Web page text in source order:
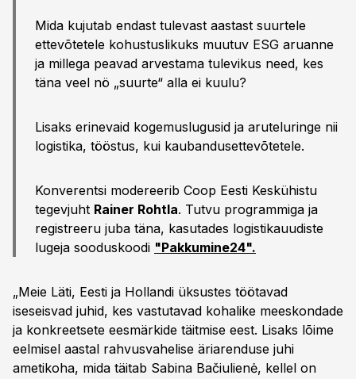
Mida kujutab endast tulevast aastast suurtele
ettevõtetele kohustuslikuks muutuv ESG aruanne
ja millega peavad arvestama tulevikus need, kes
täna veel nö „suurte“ alla ei kuulu?
Lisaks erinevaid kogemuslugusid ja aruteluringe nii
logistika, tööstus, kui kaubandusettevõtetele.
Konverentsi modereerib Coop Eesti Keskühistu
tegevjuht Rainer Rohtla. Tutvu programmiga ja
registreeru juba täna, kasutades logistikauudiste
lugeja sooduskoodi "Pakkumine24".
„Meie Läti, Eesti ja Hollandi üksustes töötavad
iseseisvad juhid, kes vastutavad kohalike meeskondade
ja konkreetsete eesmärkide täitmise eest. Lisaks lõime
eelmisel aastal rahvusvahelise äriarenduse juhi
ametikoha, mida täitab Sabina Bačiulienė, kellel on